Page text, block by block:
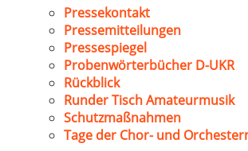
Pressekontakt
Pressemitteilungen
Pressespiegel
Probenwörterbücher D-UKR
Rückblick
Runder Tisch Amateurmusik
Schutzmaßnahmen
Tage der Chor- und